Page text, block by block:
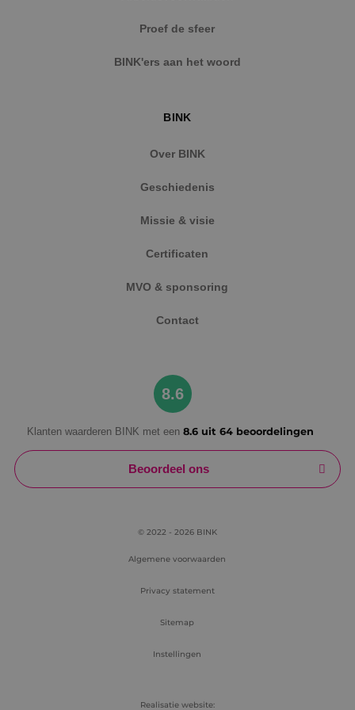
Proef de sfeer
BINK'ers aan het woord
BINK
Over BINK
Geschiedenis
Missie & visie
Certificaten
MVO & sponsoring
Contact
8.6
Klanten waarderen BINK met een 8.6 uit 64 beoordelingen
Beoordeel ons
© 2022 - 2026 BINK
Algemene voorwaarden
Privacy statement
Sitemap
Instellingen
Realisatie website:
Strikt noodzakelijke cookies maken de
website kan niet goed worden gebruikt zonder de
weken